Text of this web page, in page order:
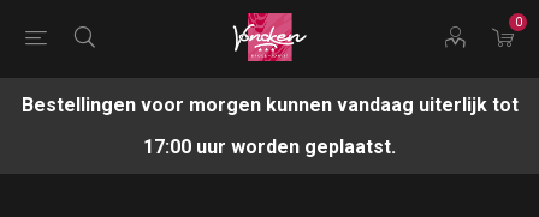
0
Bestellingen voor morgen kunnen vandaag uiterlijk tot
17:00 uur worden geplaatst.